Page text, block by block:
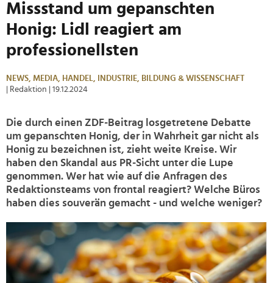
Missstand um gepanschten
Honig: Lidl reagiert am
professionellsten
NEWS, MEDIA, HANDEL, INDUSTRIE, BILDUNG & WISSENSCHAFT
| Redaktion
| 19.12.2024
Die durch einen ZDF-Beitrag losgetretene Debatte
um gepanschten Honig, der in Wahrheit gar nicht als
Honig zu bezeichnen ist, zieht weite Kreise. Wir
haben den Skandal aus PR-Sicht unter die Lupe
genommen. Wer hat wie auf die Anfragen des
Redaktionsteams von frontal reagiert? Welche Büros
haben dies souverän gemacht - und welche weniger?